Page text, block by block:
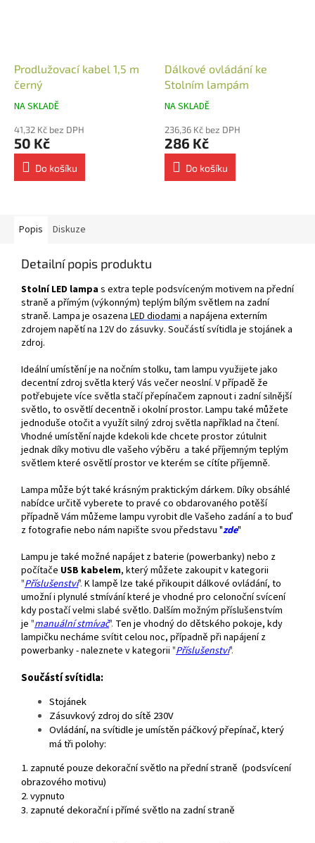
Prodlužovací kabel 1,5 m
černý
NA SKLADĚ
41,32 Kč bez DPH
50 Kč
Do košíku
Dálkové ovládání ke
Stolním lampám
NA SKLADĚ
236,36 Kč bez DPH
286 Kč
Do košíku
Popis Diskuze
Detailní popis produktu
Stolní LED lampas extra teple podsvíceným motivem na přední
straně a přímým (výkonným) teplým bílým světlem na zadní
straně. Lampa je osazena LEDdiodami a napájena externím
zdrojem napětí na 12V do zásuvky. Součástí svítidla je stojánek a
zdroj.
Ideální umístění je na nočním stolku, tam lampu využijete jako
decentní zdroj světla který Vás večer neoslní. V případě že
potřebujete více světla stačí přepínačem zapnout i zadní silnější
světlo, to osvětlí decentně i okolní prostor. Lampu také můžete
jednoduše otočit a využít silný zdroj světla například na čtení.
Vhodné umístění najde kdekoli kde chcete prostor zútulnit
jednak díky motivu dle vašeho výběru a také příjemným teplým
světlem které osvětlí prostor ve kterém se cítíte příjemně.
Lampa může být také krásným praktickým dárkem. Díky obsáhlé
nabídce určitě vyberete to pravé co obdarovaného potěší
případně Vám můžeme lampu vyrobit dle Vašeho zadání a to buď
z fotografie nebo nám napište svou představu "zde"
Lampu je také možné napájet z baterie (powerbanky) nebo z
počítače USB kabelem, který můžete zakoupit v kategorii
"Příslušenství". K lampě lze také přikoupit dálkové ovládání, to
umožní i plynulé stmívání které je vhodné pro celonoční svícení
kdy postačí velmi slabé světlo. Dalším možným příslušenstvím
je "manuální stmívač". Ten je vhodný do dětského pokoje, kdy
lampičku necháme svítit celou noc, případně při napájení z
powerbanky - naleznete v kategorii "Příslušenství".
Součástí svítidla:
Stojánek
Zásuvkový zdroj do sítě 230V
Ovládání, na svítidle je umístěn páčkový přepínač, který
má tři polohy:
1. zapnuté pouze dekorační světlo na přední straně (podsvícení
obrazového motivu)
2. vypnuto
3. zapnuté dekorační i přímé světlo na zadní straně